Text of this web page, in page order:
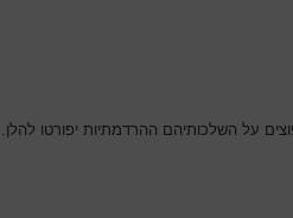
על השלכותיהם ההרדמתיות יפורטו להלן.